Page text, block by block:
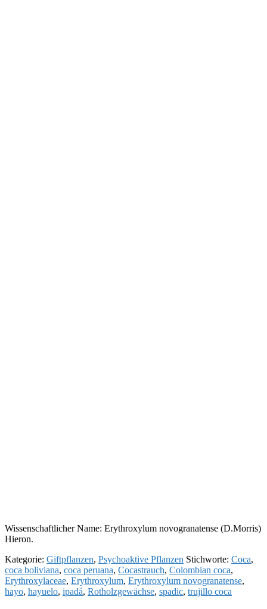
Wissenschaftlicher Name: Erythroxylum novogranatense (D.Morris)
Hieron.
Kategorie: Giftpflanzen, Psychoaktive Pflanzen Stichworte: Coca,
coca boliviana, coca peruana, Cocastrauch, Colombian coca,
Erythroxylaceae, Erythroxylum, Erythroxylum novogranatense,
hayo, hayuelo, ipadá, Rotholzgewächse, spadic, trujillo coca